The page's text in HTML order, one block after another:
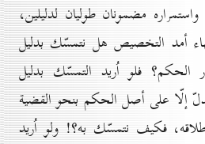
مضمونان طوليان لدليلين،
أمد التخصيص هل نتمسّك بدليل
الحكم؟ فلو اُريد التمسّك بدليل
إلّا على أصل الحكم بنحو القضية
فكيف نتمسّك به؟! ولو اُريد